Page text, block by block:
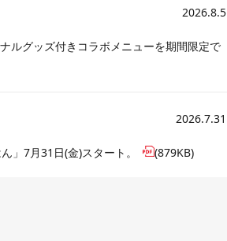
2026.8.5
ルグッズ付きコラボメニューを期間限定で
2026.7.31
」7月31日(金)スタート。 (879KB)